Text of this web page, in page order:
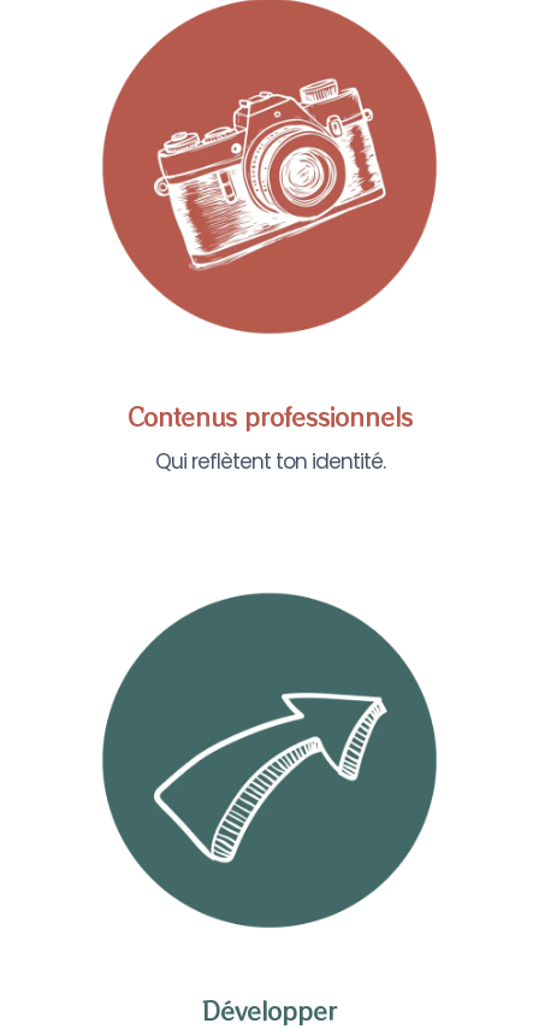
Contenus professionnels
Qui reflètent ton identité.
Développer